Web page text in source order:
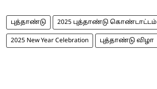
புத்தாண்டு 2025 புத்தாண்டு கொண்டாட்டம்
2025 New Year Celebration புத்தாண்டு விழா